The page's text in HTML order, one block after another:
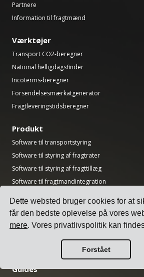
Dette websted bruger cookies for at
får den bedste oplevelse på vores
mere. Vores privatlivspolitik kan
Forstået
Partnere
Information til fragtmænd
Værktøjer
Transport CO2-beregner
National helligdagsfinder
Incoterms-beregner
Forsendelsesmærkatgenerator
Fragtleveringstidsberegner
Produkt
Software til transportstyring
Software til styring af fragtrater
Software til styring af fragttillæg
Software til fragtmandintegration
Software til forsendelse med flere fragtmænd
Multi-fragtmand forsendelse API
Software til logistikafdelinger
Guides